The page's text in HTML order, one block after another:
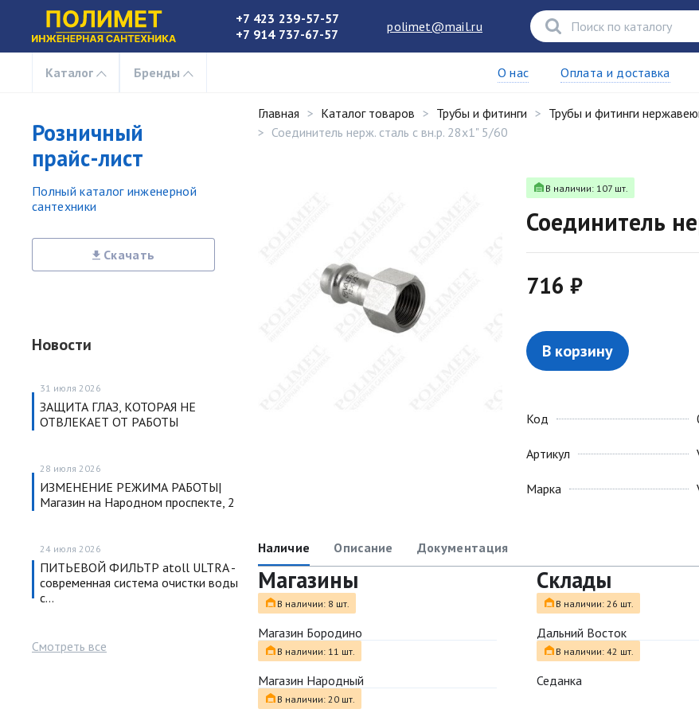
+7 423 239-57-57
+7 914 737-67-57
polimet@mail.ru
Каталог Бренды О нас Оплата и доставка
Розничный
прайс-лист
Полный каталог инженерной
сантехники
Скачать
Новости
31 июля 2026
ЗАЩИТА ГЛАЗ, КОТОРАЯ НЕ
ОТВЛЕКАЕТ ОТ РАБОТЫ
28 июля 2026
ИЗМЕНЕНИЕ РЕЖИМА РАБОТЫ|
Магазин на Народном проспекте, 2
24 июля 2026
ПИТЬЕВОЙ ФИЛЬТР atoll ULTRA -
современная система очистки воды
с…
Смотреть все
Главная Каталог товаров Трубы и фитинги Трубы и фитинги
Соединитель нерж. сталь с вн.р. 28х1" 5/60
В наличии: 107 шт.
Соединитель
716 ₽
В корзину
Код
Артикул
Марка
Наличие Описание Документация
Магазины
В наличии: 8 шт.
Магазин Бородино
В наличии: 11 шт.
Магазин Народный
В наличии: 20 шт.
Склады
В наличии: 26 шт.
Дальний Восток
В наличии: 42 шт.
Седанка